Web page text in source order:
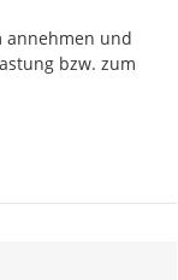
annehmen und
bzw. zum